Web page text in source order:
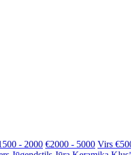
- 2000 €2000 - 5000 Virs